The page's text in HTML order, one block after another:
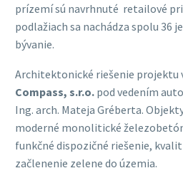
prízemí sú navrhnuté retailové
podlažiach sa nachádza spolu 36
bývanie.
Architektonické riešenie projektu
Compass, s.r.o. pod vedením
Ing. arch. Mateja Gréberta.
moderné monolitické
funkčné dispozičné riešenie,
začlenenie zelene do územia.